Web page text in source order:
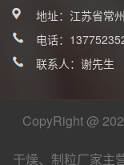
地址：江苏省常
电话：
联系人：谢先生
CopyRight @
干燥、制粒厂家主